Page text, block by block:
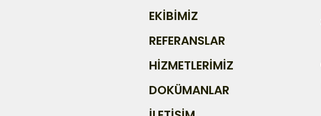
EKİBİMİZ
REFERANSLAR
HİZMETLERİMİZ
DOKÜMANLAR